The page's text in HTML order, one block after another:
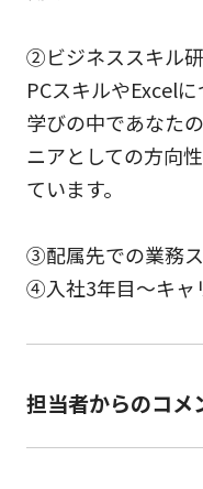
②ビジネススキル
PCスキルやExcelに
学びの中であなた
ニアとしての方向
ています。
③配属先での業務
④入社3年目～キャ
担当者からのコメ